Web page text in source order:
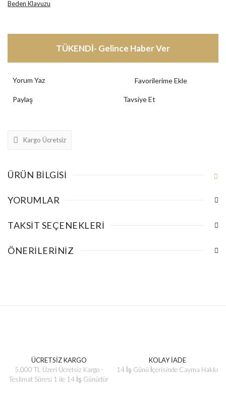
Beden Klavuzu
TÜKENDİ- Gelince Haber Ver
Yorum Yaz
Paylaş Tavsiye Et
Kargo Ücretsiz
ÜRÜN BILGISI
YORUMLAR
TAKSIT SEÇENEKLERI
ÖNERILERINIZ
ÜCRETSİZ KARGO
5.000 TL Üzeri Ücretsiz Kargo -
Teslimat Süresi 1 ile 14 İş Günüdür
KOLAY İADE
14 İş Günü İçerisinde Cayma Hakkı